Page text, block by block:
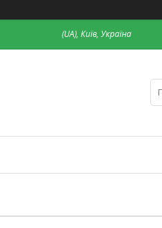
(UA), Київ, Україна